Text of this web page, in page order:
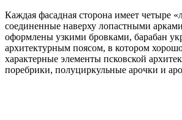
Каждая фасадная сторона имеет четыре
соединенные наверху лопастными
оформлены узкими бровками, барабан
архитектурным поясом, в котором
характерные элементы псковской
поребрики, полуциркульные арочки и